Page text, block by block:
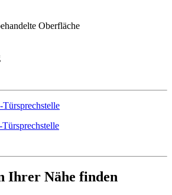
Oberfläche
Ihrer Nähe finden